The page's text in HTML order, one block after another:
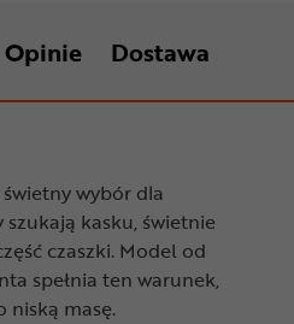
Opinie Dostawa
wybór dla
kasku, świetnie
czaszki. Model od
spełnia ten warunek,
niską masę.